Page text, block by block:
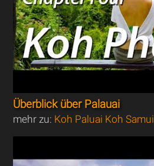
Überblick über Palauai
mehr zu: Koh Paluai Koh Samui